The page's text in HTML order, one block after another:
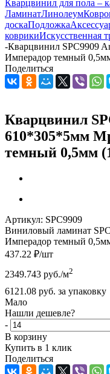
Кварцвинил для пола –
ЛаминатЛинолеум
доскаПодложка
коврикиИскусственная
-Кварцвинил SPC9909
Имперадор темный
Поделиться
Кварцвинил
610*305*5мм
темный 0,5мм
Артикул: SPC9909
Виниловый ламинат
Имперадор темный
437.22 ₽/шт
2349.743 руб./м2
6121.08 руб. за упаковку
Мало
Нашли дешевле?
-
В корзину
Купить в 1 клик
Поделиться